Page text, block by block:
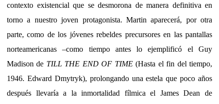
contexto existencial que se desmorona de manera definitiva en
torno a nuestro joven protagonista. Martin aparecerá, por otra
parte, como de los jóvenes rebeldes precursores en las pantallas
norteamericanas –como tiempo antes lo ejemplificó el Guy
Madison de TILL THE END OF TIME(Hasta el fin del tiempo,
1946. Edward Dmytryk), prolongando una estela que poco años
después llevaría a la inmortalidad fílmica el James Dean de